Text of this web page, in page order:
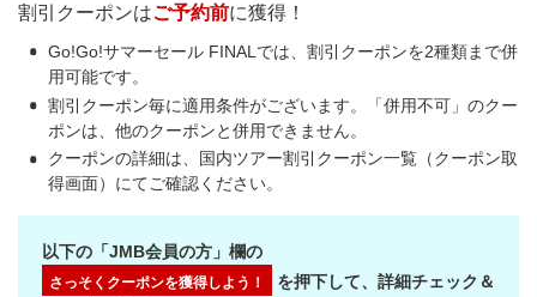
割引クーポンはご予約前に獲得！
Go!Go!サマーセール FINALでは、割引クーポンを2種類まで併
用可能です。
割引クーポン毎に適用条件がございます。「併用不可」のクー
ポンは、他のクーポンと併用できません。
クーポンの詳細は、国内ツアー割引クーポン一覧（クーポン取
得画面）にてご確認ください。
以下の「JMB会員の方」欄の
さっそくクーポンを獲得しよう！
を押下して、詳細チェック＆